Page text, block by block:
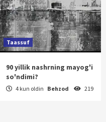
Taassuf
90 yillik nashrning mayog'i
so'ndimi?
4 kun oldin Behzod 219